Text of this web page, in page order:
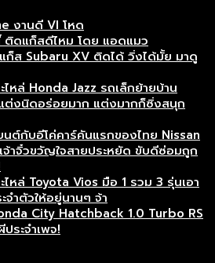
งานดี VI โหด
ดแก็สดีไหม โดย แอดแมว
ก็ส Subaru XV ติดได้ วิ่งได้มั้ย มาดู
หล่ Honda Jazz รถเล็กย้ายบ้าน
ต่งนิดอร่อยมาก แต่งมากก็ซิ่งสนุก
ต์กับอีโค่คาร์คันแรกของไทย Nissan
จ้าจิ๋วขวัญใจสายประหยัด ขับดีซ่อมถูก
หล่ Toyota Vios มือ 1 รวม 3 รุ่นเอา
จำตัวให้อยู่นานๆ จ้า
City Hatchback 1.0 Turbo RS
ระจำเพจ!